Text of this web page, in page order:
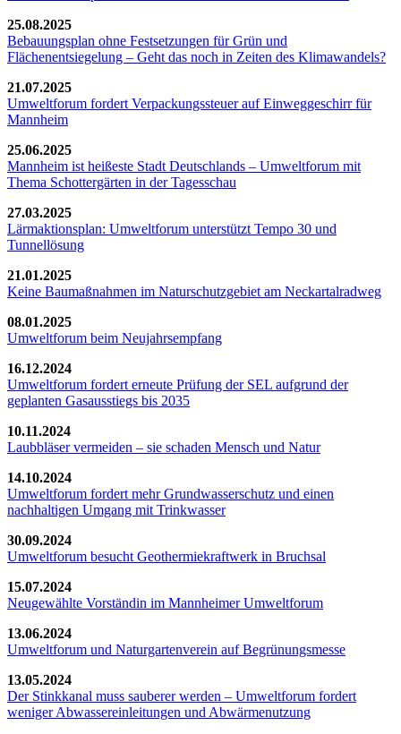
25.08.2025
Bebauungsplan ohne Festsetzungen für Grün und
Flächenentsiegelung – Geht das noch in Zeiten des Klimawandels?
21.07.2025
Umweltforum fordert Verpackungssteuer auf Einweggeschirr für
Mannheim
25.06.2025
Mannheim ist heißeste Stadt Deutschlands – Umweltforum mit
Thema Schottergärten in der Tagesschau
27.03.2025
Lärmaktionsplan: Umweltforum unterstützt Tempo 30 und
Tunnellösung
21.01.2025
Keine Baumaßnahmen im Naturschutzgebiet am Neckartalradweg
08.01.2025
Umweltforum beim Neujahrsempfang
16.12.2024
Umweltforum fordert erneute Prüfung der SEL aufgrund der
geplanten Gasausstiegs bis 2035
10.11.2024
Laubbläser vermeiden – sie schaden Mensch und Natur
14.10.2024
Umweltforum fordert mehr Grundwasserschutz und einen
nachhaltigen Umgang mit Trinkwasser
30.09.2024
Umweltforum besucht Geothermiekraftwerk in Bruchsal
15.07.2024
Neugewählte Vorständin im Mannheimer Umweltforum
13.06.2024
Umweltforum und Naturgartenverein auf Begrünungsmesse
13.05.2024
Der Stinkkanal muss sauberer werden – Umweltforum fordert
weniger Abwassereinleitungen und Abwärmenutzung